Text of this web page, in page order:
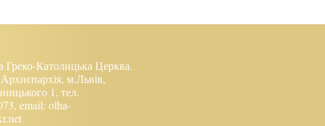
Греко-Католицька Церква.
м.Львів,
1, тел.
email:olha-